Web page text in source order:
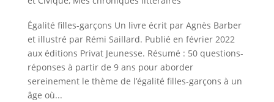
Égalité filles-garçons Un livre écrit par Agnès Barber
et illustré par Rémi Saillard. Publié en février 2022
aux éditions Privat Jeunesse. Résumé : 50 questions-
réponses à partir de 9 ans pour aborder
sereinement le thème de l’égalité filles-garçons à un
âge où...